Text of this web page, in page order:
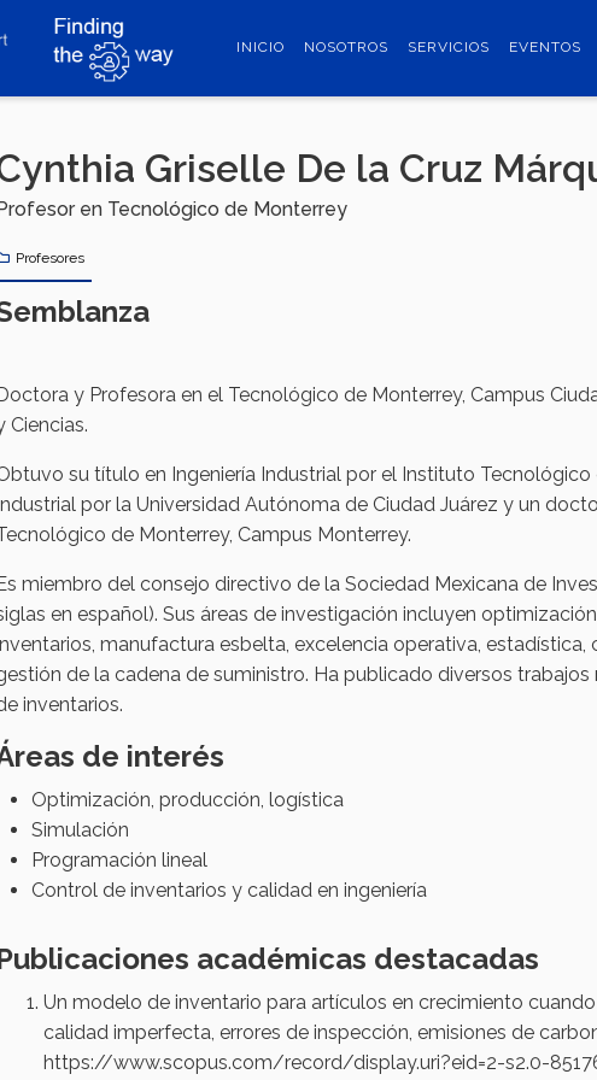
INICIO NOSOTROS SERVICIOS EVENTOS
Griselle De la Cruz
en Tecnológico de Monterrey
Profesores
y Profesora en el Tecnológico de Monterrey, Campus
Ciencias.
su título en Ingeniería Industrial por el Instituto Tecnológico
por la Universidad Autónoma de Ciudad Juárez y un
de Monterrey, Campus Monterrey.
miembro del consejo directivo de la Sociedad Mexicana de
en español). Sus áreas de investigación incluyen
manufactura esbelta, excelencia operativa,
de la cadena de suministro. Ha publicado diversos
inventarios.
de interés
Optimización, producción, logística
Simulación
Programación lineal
Control de inventarios y calidad en ingeniería
académicas destacadas
Un modelo de inventario para artículos en crecimiento
calidad imperfecta, errores de inspección, emisiones de
https://www.scopus.com/record/display.uri?eid=2-s2.0-